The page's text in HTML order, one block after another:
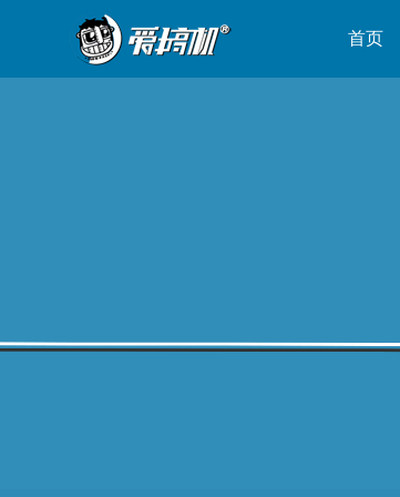
首页